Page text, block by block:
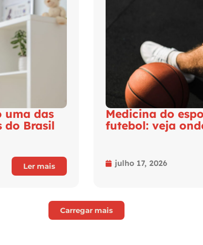
uma das
do Brasil
Ler mais
Medicina do
futebol: veja
julho 17, 2026
Carregar mais